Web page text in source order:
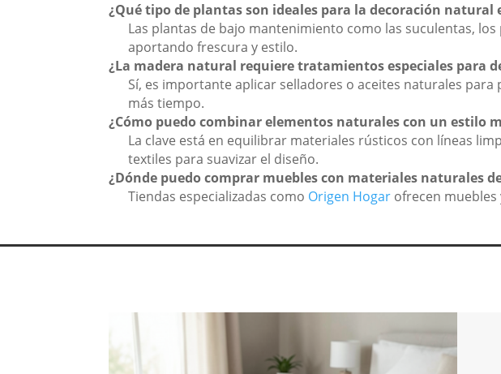
¿Qué tipo de plantas son ideales para la decoración natural
Las plantas de bajo mantenimiento como las suculentas,
aportando frescura y estilo.
¿La madera natural requiere tratamientos especiales para
Sí, es importante aplicar selladores o aceites naturales
más tiempo.
¿Cómo puedo combinar elementos naturales con un estilo
La clave está en equilibrar materiales rústicos con líneas
textiles para suavizar el diseño.
¿Dónde puedo comprar muebles con materiales naturales
Tiendas especializadas como Origen Hogar ofrecen